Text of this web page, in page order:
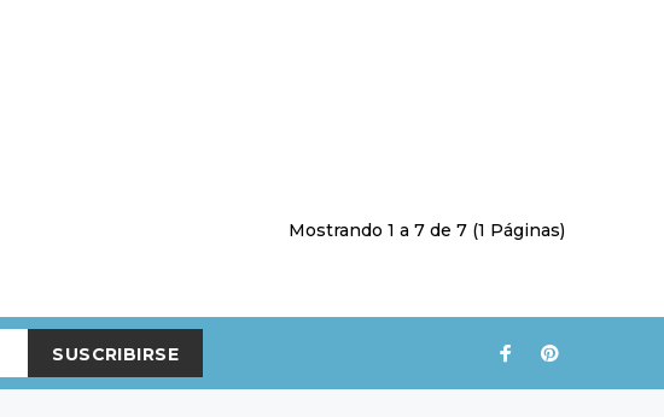
Mostrando 1 a 7 de 7 (1 Páginas)
SUSCRIBIRSE